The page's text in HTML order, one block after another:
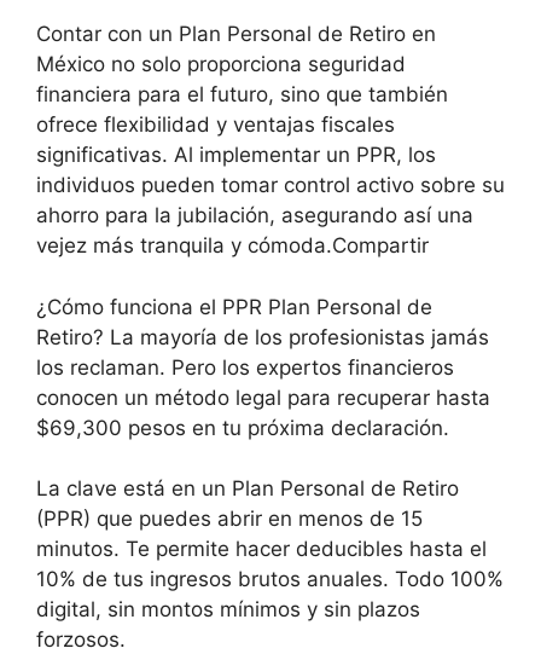
X
(Twitter)
Facebook
LinkedIn
EmailWhatsApp
Contar con un Plan Personal de Retiro en
México no solo proporciona seguridad
financiera para el futuro, sino que también
ofrece flexibilidad y ventajas fiscales
significativas. Al implementar un PPR, los
individuos pueden tomar control activo sobre su
ahorro para la jubilación, asegurando así una
vejez más tranquila y cómoda.Compartir
¿Cómo funciona el PPR Plan Personal de
Retiro? La mayoría de los profesionistas jamás
los reclaman. Pero los expertos financieros
conocen un método legal para recuperar hasta
$69,300 pesos en tu próxima declaración.
La clave está en un Plan Personal de Retiro
(PPR) que puedes abrir en menos de 15
minutos. Te permite hacer deducibles hasta el
10% de tus ingresos brutos anuales. Todo 100%
digital, sin montos mínimos y sin plazos
forzosos.